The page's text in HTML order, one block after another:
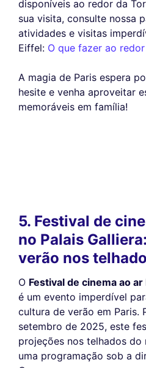
disponíveis ao redor da
sua visita, consulte nossa
atividades e visitas
Eiffel: O que fazer ao
A magia de Paris espera
hesite e venha aproveitar
memoráveis em família!
5. Festival de
no Palais
verão nos
O Festival de cinema ao
é um evento imperdível
cultura de verão em Paris.
setembro de 2025, este
projeções nos telhados do
uma programação sob a